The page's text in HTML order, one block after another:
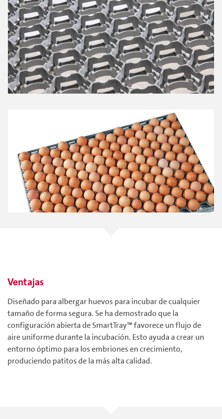
Ventajas
Diseñado para albergar huevos para incubar de cualquier
tamaño de forma segura. Se ha demostrado que la
configuración abierta de SmartTray™ favorece un flujo de
aire uniforme durante la incubación. Esto ayuda a crear un
entorno óptimo para los embriones en crecimiento,
produciendo patitos de la más alta calidad.